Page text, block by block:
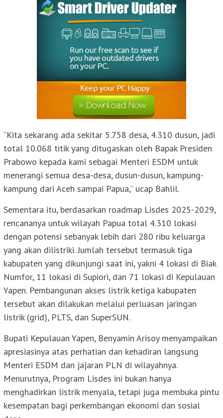
“Kita sekarang ada sekitar 5.758 desa, 4.310 dusun, jadi
total 10.068 titik yang ditugaskan oleh Bapak Presiden
Prabowo kepada kami sebagai Menteri ESDM untuk
menerangi semua desa-desa, dusun-dusun, kampung-
kampung dari Aceh sampai Papua,” ucap Bahlil.
Sementara itu, berdasarkan roadmap Lisdes 2025-2029,
rencananya untuk wilayah Papua total 4.310 lokasi
dengan potensi sebanyak lebih dari 280 ribu keluarga
yang akan dilistriki. Jumlah tersebut termasuk tiga
kabupaten yang dikunjungi saat ini, yakni 4 lokasi di Biak
Numfor, 11 lokasi di Supiori, dan 71 lokasi di Kepulauan
Yapen. Pembangunan akses listrik ketiga kabupaten
tersebut akan dilakukan melalui perluasan jaringan
listrik (grid), PLTS, dan SuperSUN.
Bupati Kepulauan Yapen, Benyamin Arisoy menyampaikan
apresiasinya atas perhatian dan kehadiran langsung
Menteri ESDM dan jajaran PLN di wilayahnya.
Menurutnya, Program Lisdes ini bukan hanya
menghadirkan listrik menyala, tetapi juga membuka pintu
kesempatan bagi perkembangan ekonomi dan sosial